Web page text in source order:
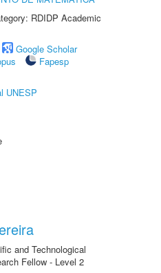
RDIDP Academic
Google Scholar
Fapesp
UNESP
and Technological
Fellow - Level 2